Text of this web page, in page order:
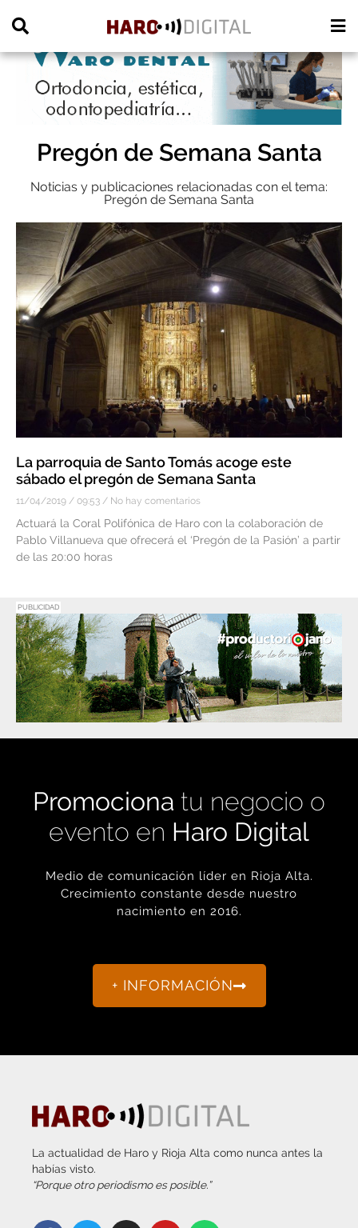
Pregón de Semana Santa
Noticias y publicaciones relacionadas con el tema:
Pregón de Semana Santa
La parroquia de Santo Tomás acoge este
sábado el pregón de Semana Santa
11/04/2019 09:53 No hay comentarios
Actuará la Coral Polifónica de Haro con la colaboración de
Pablo Villanueva que ofrecerá el ‘Pregón de la Pasión’ a partir
de las 20:00 horas
PUBLICIDAD
Promociona tu negocio o
evento en Haro Digital
Medio de comunicación líder en Rioja Alta.
Crecimiento constante desde nuestro
nacimiento en 2016.
+ INFORMACIÓN
La actualidad de Haro y Rioja Alta como nunca antes la
habías visto.
“Porque otro periodismo es posible.”